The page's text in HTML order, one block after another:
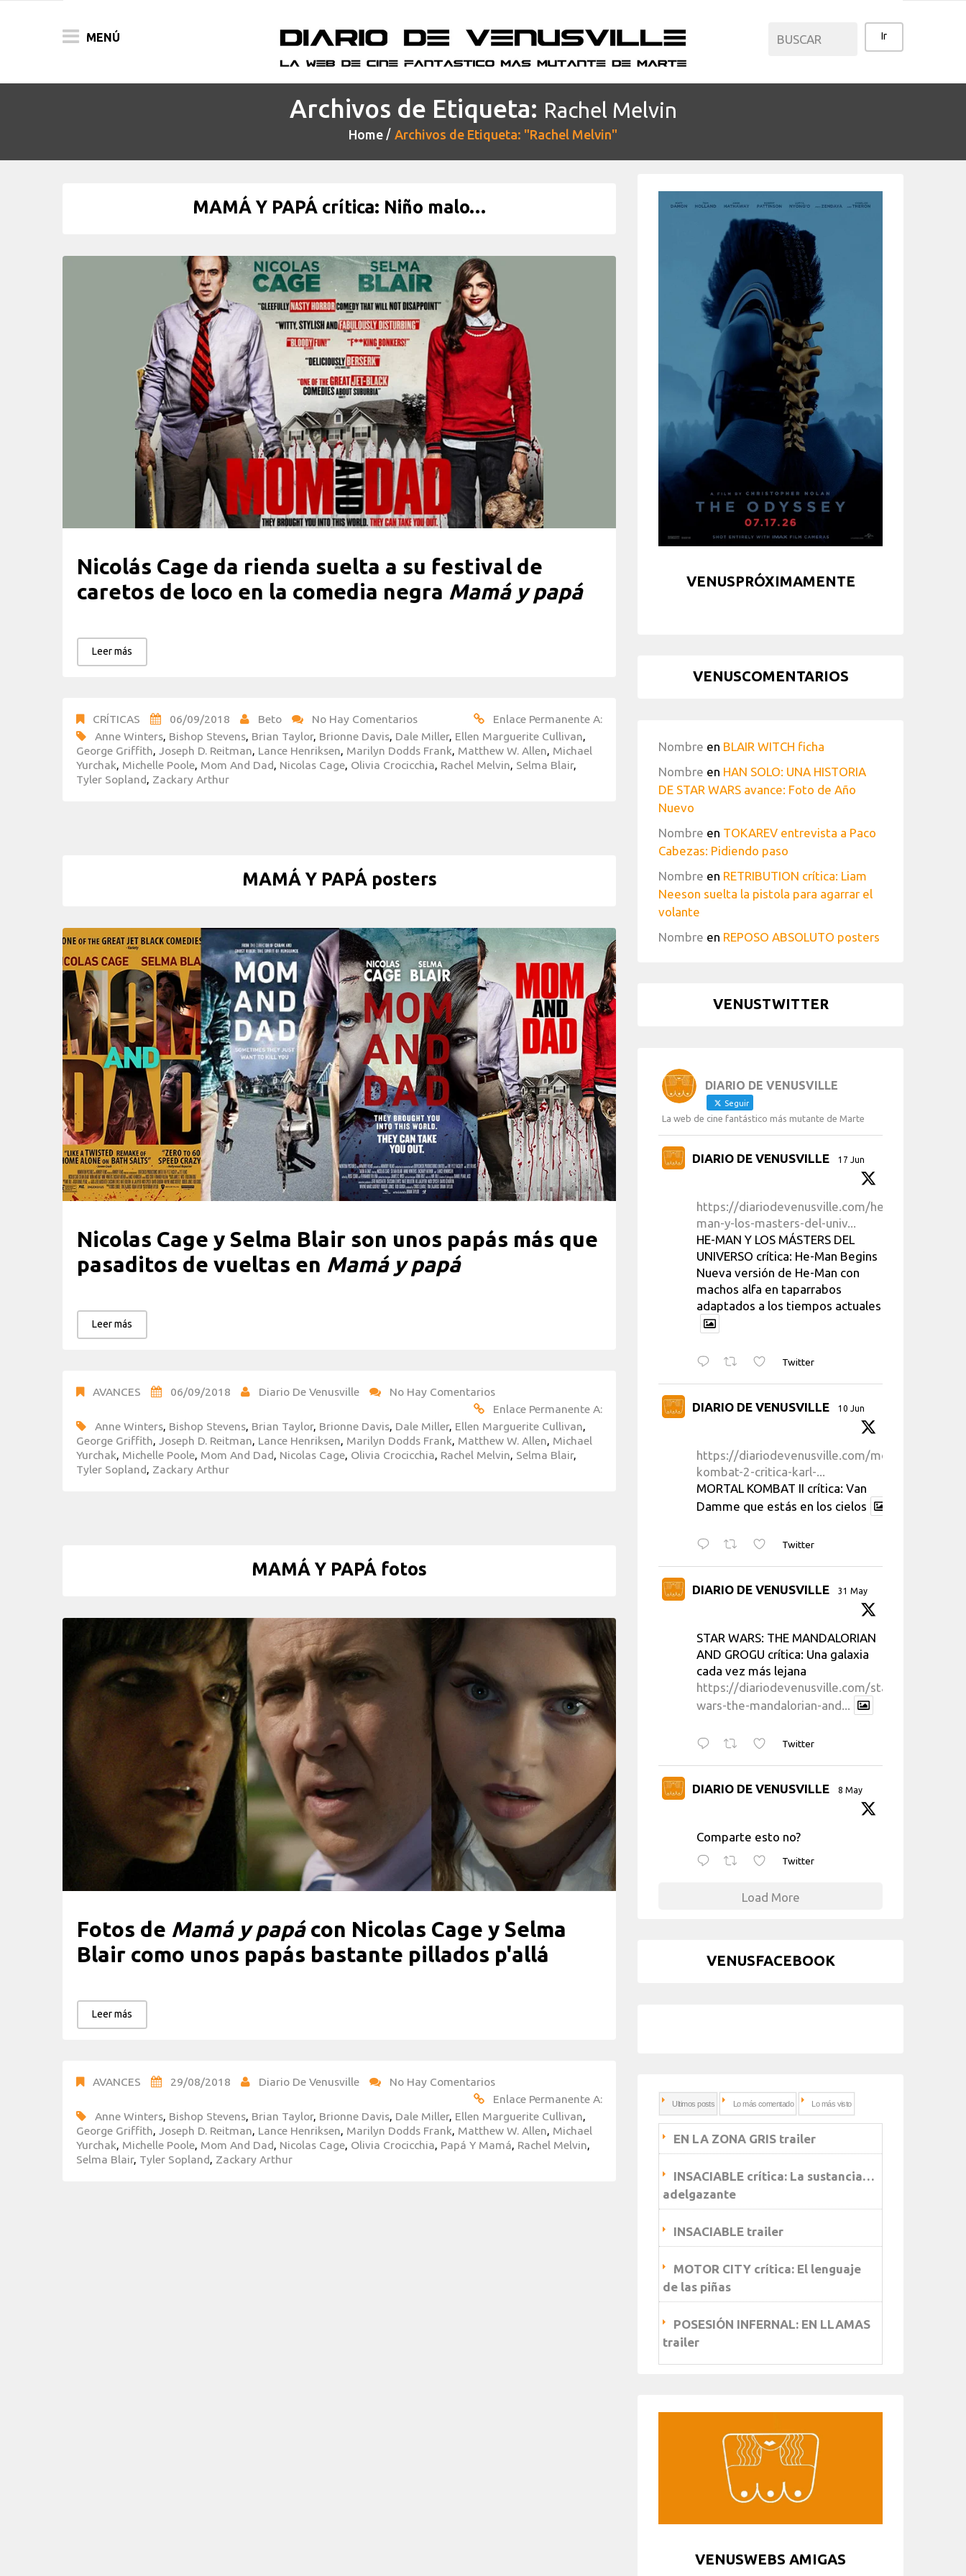
MENÚ
Archivos de Etiqueta: Rachel Melvin
Home Archivos de Etiqueta: "Rachel Melvin"
MAMÁ Y PAPÁ crítica: Niño malo…
Nicolás Cage da rienda suelta a su festival de
caretos de loco en la comedia negra Mamá y papá
Leer más
CRÍTICAS 06/09/2018 Beto No Hay Comentarios
Enlace Permanente A:
Anne Winters, Bishop Stevens, Brian Taylor, Brionne Davis, Dale Miller, Ellen Marguerite Cullivan,
George Griffith, Joseph D. Reitman, Lance Henriksen, Marilyn Dodds Frank, Matthew W. Allen, Michael
Yurchak, Michelle Poole, Mom And Dad, Nicolas Cage, Olivia Crocicchia, Rachel Melvin, Selma Blair,
Tyler Sopland, Zackary Arthur
MAMÁ Y PAPÁ posters
Nicolas Cage y Selma Blair son unos papás más que
pasaditos de vueltas en Mamá y papá
Leer más
AVANCES 06/09/2018 Diario De Venusville
No Hay Comentarios
Enlace Permanente A:
Anne Winters, Bishop Stevens, Brian Taylor, Brionne Davis, Dale Miller, Ellen Marguerite Cullivan,
George Griffith, Joseph D. Reitman, Lance Henriksen, Marilyn Dodds Frank, Matthew W. Allen, Michael
Yurchak, Michelle Poole, Mom And Dad, Nicolas Cage, Olivia Crocicchia, Rachel Melvin, Selma Blair,
Tyler Sopland, Zackary Arthur
MAMÁ Y PAPÁ fotos
Fotos de Mamá y papácon Nicolas Cage y Selma
Blair como unos papás bastante pillados p'allá
Leer más
AVANCES 29/08/2018 Diario De Venusville
No Hay Comentarios
Enlace Permanente A:
Anne Winters Bishop Stevens Brian Taylor, Brionne Davis Dale Miller, Ellen Marguerite Cullivan
George Griffith
Joseph D. Reitman Lance Henriksen Marilyn Dodds Frank Matthew W. Allen Michael
Yurchak Michelle Poole Mom And Dad Nicolas Cage Olivia Crocicchia Papá Y Mamá Rachel Melvin
Selma Blair, Tyler Sopland Zackary Arthur
VENUSPRÓXIMAMENTE
VENUSCOMENTARIOS
Nombre en BLAIR WITCH ficha
Nombre en HAN SOLO: UNA HISTORIA
DE STAR WARS avance: Foto de Año
Nuevo
Nombre en TOKAREV entrevista a Paco
Cabezas: Pidiendo paso
Nombre en RETRIBUTION crítica: Liam
Neeson suelta la pistola para agarrar el
volante
Nombre en REPOSO ABSOLUTO posters
VENUSTWITTER
DIARIO DE VENUSVILLE
Seguir
La web de cine fantástico más mutante de Marte
DIARIO DE VENUSVILLE 17 Jun
https://diariodevenusville.com/he-
man-y-los-masters-del-univ...
HE-MAN Y LOS MÁSTERS DEL
UNIVERSO crítica: He-Man Begins
Nueva versión de He-Man con
machos alfa en taparrabos
adaptados a los tiempos actuales
Twitter
DIARIO DE VENUSVILLE 10 Jun
https://diariodevenusville.com/mortal-
kombat-2-critica-karl-...
MORTAL KOMBAT II crítica: Van
Damme que estás en los cielos
Twitter
DIARIO DE VENUSVILLE 31 May
STAR WARS: THE MANDALORIAN
AND GROGU crítica: Una galaxia
cada vez más lejana
https://diariodevenusville.com/star-
wars-the-mandalorian-and...
Twitter
DIARIO DE VENUSVILLE 8 May
Comparte esto no?
Twitter
Load More
VENUSFACEBOOK
Ultimos posts Lo más comentado Lo más visto
EN LA ZONA GRIS trailer
INSACIABLE crítica: La sustancia…
adelgazante
INSACIABLE trailer
MOTOR CITY crítica: El lenguaje
de las piñas
POSESIÓN INFERNAL: EN LLAMAS
trailer
VENUSWEBS AMIGAS